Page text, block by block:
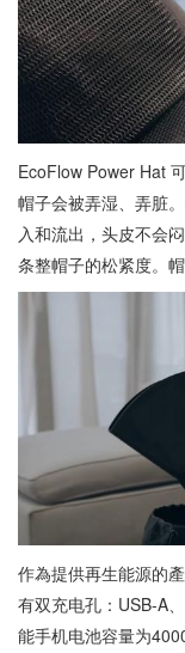
EcoFlow Power Hat
帽子会被弄湿、弄脏
入和流出，头皮不会
条整帽子的松紧度。
作為提供再生能源的
有双充电孔：USB-A
能手机电池容量为